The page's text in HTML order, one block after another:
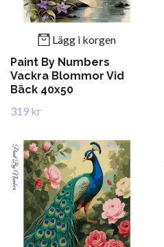
Lägg i korgen
Paint By Numbers
Vackra Blommor Vid
Bäck 40x50
319 kr